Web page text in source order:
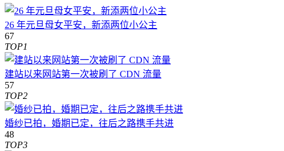
26 年元旦母女平安，新添两位小公主
67
TOP1
建站以来网站第一次被刷了 CDN 流量
57
TOP2
婚纱已拍，婚期已定，往后之路携手共进
48
TOP3